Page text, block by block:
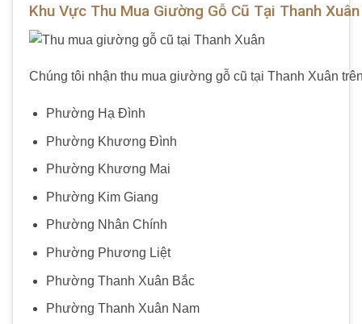
Khu Vực Thu Mua Giường Gỗ Cũ Tại Thanh Xuân
Chúng tôi nhận thu mua giường gỗ cũ tại Thanh Xuân
Phường Hạ Đình
Phường Khương Đình
Phường Khương Mai
Phường Kim Giang
Phường Nhân Chính
Phường Phương Liệt
Phường Thanh Xuân Bắc
Phường Thanh Xuân Nam